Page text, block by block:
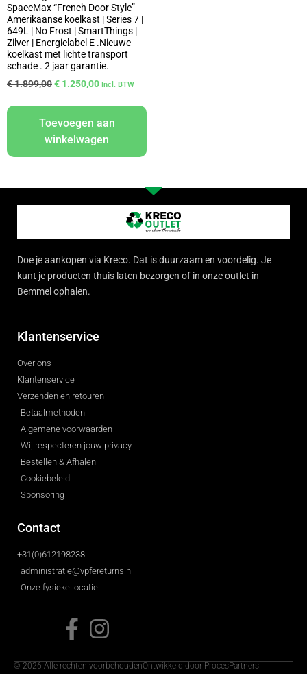
SpaceMax “French Door Style”
Amerikaanse koelkast | Series 7 |
649L | No Frost | SmartThings |
Zilver | Energielabel E .Nieuwe
koelkast met lichte transport
schade . 2 jaar garantie.
€1.899,00€ 1.250,00 Incl. BTW
Toevoegen aan
winkelwagen
Doe je aankopen via Kreco. Dat is duurzaam en voordelig. Je
kunt je producten thuis laten bezorgen of in onze outlet in
Bemmel ophalen.
Klantenservice
Over ons
Klantenservice
Verzenden en retouren
Betaalmethoden
Algemene voorwaarden
Wij respecteren jouw privacy
Bestellen & Afhalen
Cookiebeleid
Sponsoring
Contact
+31(0)612198238
administratie@vpfereturns.nl
Onze fysieke locatie
© 2026 Alle rechten voorbehoudenOntwikkeld door ProcesPartners